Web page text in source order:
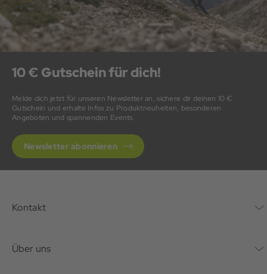
10 € Gutschein für dich!
Melde dich jetzt für unseren Newsletter an, sichere dir deinen 10 €
Gutschein und erhalte Infos zu Produktneuheiten, besonderen
Angeboten und spannenden Events.
Newsletter abonnieren
Kontakt
Über uns